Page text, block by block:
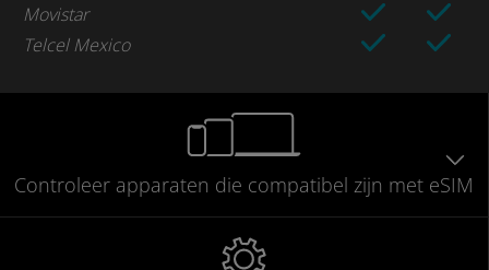
Movistar
Telcel Mexico
Controleer apparaten die compatibel zijn met eSIM